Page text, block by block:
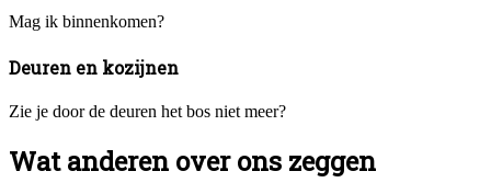
Mag ik binnenkomen?
Deuren en kozijnen
Zie je door de deuren het bos niet meer?
Wat anderen over ons zeggen